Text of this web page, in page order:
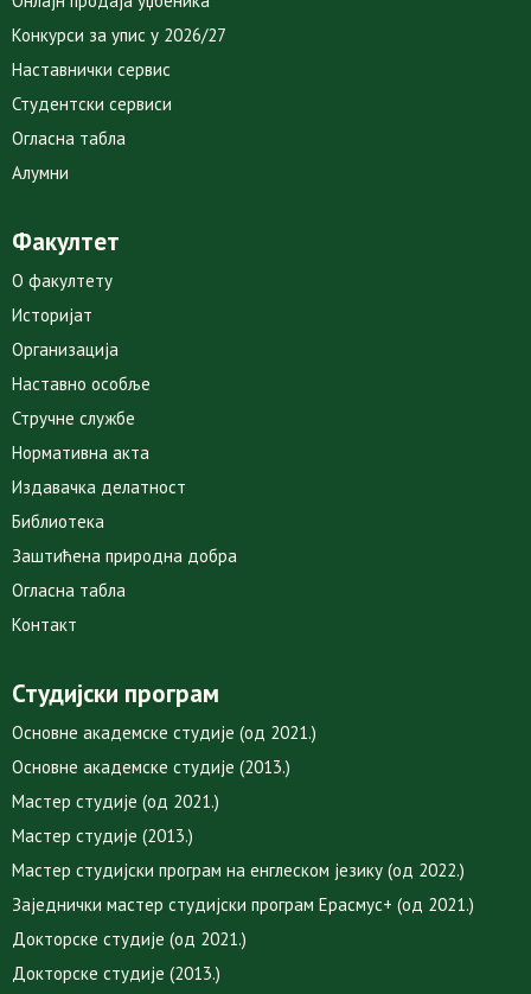
Конкурси за упис у 2026/27
Наставнички сервис
Студентски сервиси
Огласна табла
Алумни
Факултет
О факултету
Историјат
Организација
Наставно особље
Стручне службе
Нормативна акта
Издавачка делатност
Библиотека
Заштићена природна добра
Огласна табла
Контакт
Студијски програм
Основне академске студије (од 2021.)
Основне академске студије (2013.)
Мастер студије (од 2021.)
Мастер студије (2013.)
Мастер студијски програм на енглеском језику (од 2022.)
Заједнички мастер студијски програм Ерасмус+ (од 2021.)
Докторске студије (од 2021.)
Докторске студије (2013.)